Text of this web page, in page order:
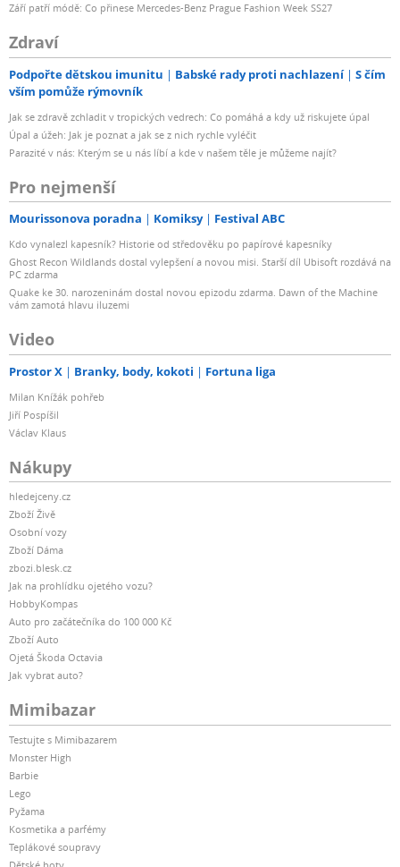
Září patří módě: Co přinese Mercedes-Benz Prague Fashion Week SS27
Zdraví
Podpořte dětskou imunitu Babské rady proti nachlazení
S čím
vším pomůže rýmovník
Jak se zdravě zchladit v tropických vedrech: Co pomáhá a kdy už riskujete úpal
Úpal a úžeh: Jak je poznat a jak se z nich rychle vyléčit
Parazité v nás: Kterým se u nás líbí a kde v našem těle je můžeme najít?
Pro nejmenší
Mourissonova poradna Komiksy Festival ABC
Kdo vynalezl kapesník? Historie od středověku po papírové kapesníky
Ghost Recon Wildlands dostal vylepšení a novou misi. Starší díl Ubisoft rozdává na
PC zdarma
Quake ke 30. narozeninám dostal novou epizodu zdarma. Dawn of the Machine
vám zamotá hlavu iluzemi
Video
Prostor X Branky, body, kokoti Fortuna liga
Milan Knížák pohřeb
Jiří Pospíšil
Václav Klaus
Nákupy
hledejceny.cz
Zboží Živě
Osobní vozy
Zboží Dáma
zbozi.blesk.cz
Jak na prohlídku ojetého vozu?
HobbyKompas
Auto pro začátečníka do 100 000 Kč
Zboží Auto
Ojetá Škoda Octavia
Jak vybrat auto?
Mimibazar
Testujte s Mimibazarem
Monster High
Barbie
Lego
Pyžama
Kosmetika a parfémy
Teplákové soupravy